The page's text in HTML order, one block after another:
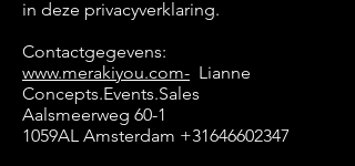
in deze privacyverklaring.
Contactgegevens:
www.merakiyou.com- Lianne
Concepts.Events.Sales
Aalsmeerweg 60-1
1059AL Amsterdam +31646602347